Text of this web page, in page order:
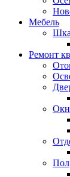
Мебель
Ремонт
Пол